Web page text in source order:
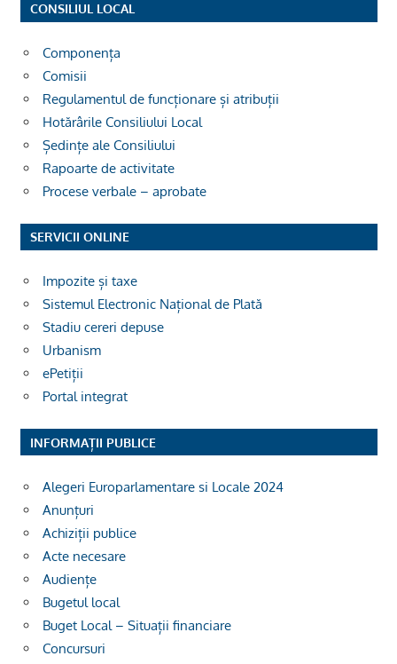
CONSILIUL LOCAL
Componența
Comisii
Regulamentul de funcționare și atribuții
Hotărârile Consiliului Local
Ședințe ale Consiliului
Rapoarte de activitate
Procese verbale – aprobate
SERVICII ONLINE
Impozite și taxe
Sistemul Electronic Național de Plată
Stadiu cereri depuse
Urbanism
ePetiții
Portal integrat
INFORMAȚII PUBLICE
Alegeri Europarlamentare si Locale 2024
Anunțuri
Achiziții publice
Acte necesare
Audiențe
Bugetul local
Buget Local – Situații financiare
Concursuri